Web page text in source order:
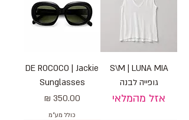
S\M | LUNA MIA
גופייה לבנה
אזל מהמלאי
DE ROCOCO | Jackie
Sunglasses
מחיר
כולל מע״מ